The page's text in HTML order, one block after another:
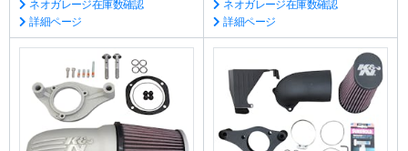
ネオガレージ在庫数確認
詳細ページ
ネオガレージ在庫数確認
詳細ページ